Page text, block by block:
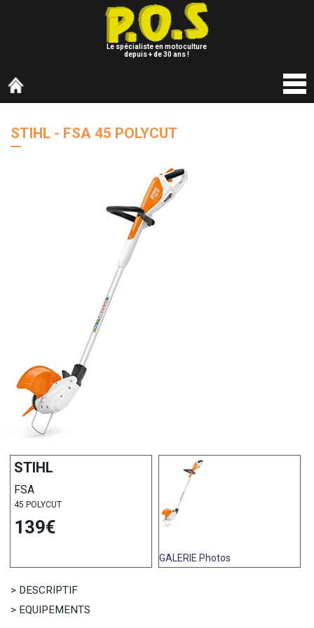
Le spécialiste en motoculture
depuis + de 30 ans !
STIHL - FSA 45 POLYCUT
STIHL
FSA
45 POLYCUT
139€
GALERIE Photos
> DESCRIPTIF
> EQUIPEMENTS